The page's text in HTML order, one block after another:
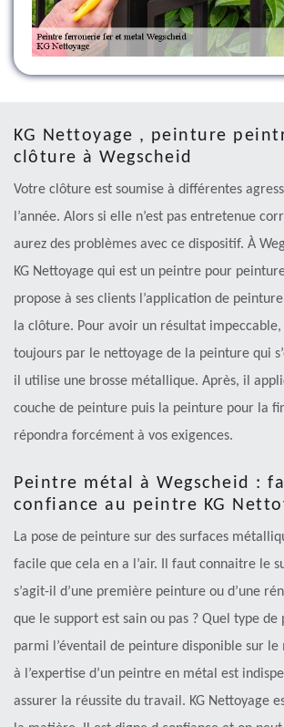
KG Nettoyage , peinture
clôture à Wegscheid
Votre clôture est soumise à différentes
l’année. Alors si elle n’est pas entretenue
aurez des problèmes avec ce dispositif. À
KG Nettoyage qui est un peintre pour
propose à ses clients l’application de
la clôture. Pour avoir un résultat
toujours par le nettoyage de la peinture qui
il utilise une brosse métallique. Après, il
couche de peinture puis la peinture pour la
répondra forcément à vos exigences.
Peintre métal à Wegscheid :
confiance au peintre KG
La pose de peinture sur des surfaces
facile que cela en a l’air. Il faut connaitre le
s’agit-il d’une première peinture ou d’une
que le support est sain ou pas ? Quel type
parmi l’éventail de peinture disponible sur
à l’expertise d’un peintre en métal est
assurer la réussite du travail. KG Nettoyage